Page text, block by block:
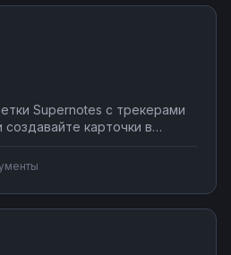
Supernotes с трекерами
карточки в
команде.
без кода — простые